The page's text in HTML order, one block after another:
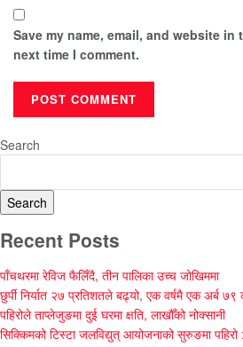
Save my name, email, and website
next time I comment.
Search
Search
Recent Posts
पाँचथरमा रेविज फैलिँदै, तीन पालिका उच्च जोखिममा
छुर्पी निर्यात २७ प्रतिशतले बढ्यो, एक वर्षमै एक अर्ब ७९
पहिरोले ताप्लेजुङमा दुई घरमा क्षति, लाखौँको नोक्सानी
सिक्किमको टिस्टा जलविद्युत् आयोजनाको सुरुङमा